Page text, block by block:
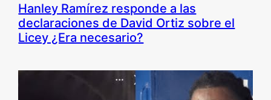
Hanley Ramírez responde a las
declaraciones de David Ortiz sobre el
Licey ¿Era necesario?